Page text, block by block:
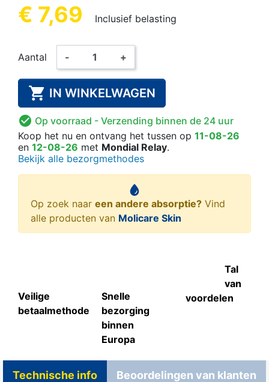
€ 7,69 Inclusief belasting
Aantal - +
 IN WINKELWAGEN
 Op voorraad - Verzending binnen de 24 uur
Koop het nu en ontvang het tussen op 11-08-26
en 12-08-26 met Mondial Relay.
Bekijk alle bezorgmethodes
Op zoek naar een andere absorptie? Vind
alle producten van Molicare Skin
Veilige
betaalmethode
Snelle
bezorging
binnen
Europa
Tal
van
voordelen
Technische info Beoordelingen van klanten